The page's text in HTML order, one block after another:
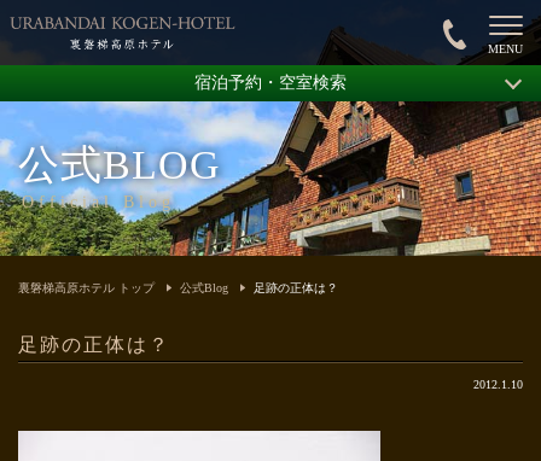
公式BLOG
Official Blog
宿泊予約・空室検索
裏磐梯高原ホテル トップ 公式Blog 足跡の正体は？
足跡の正体は？
2012.1.10